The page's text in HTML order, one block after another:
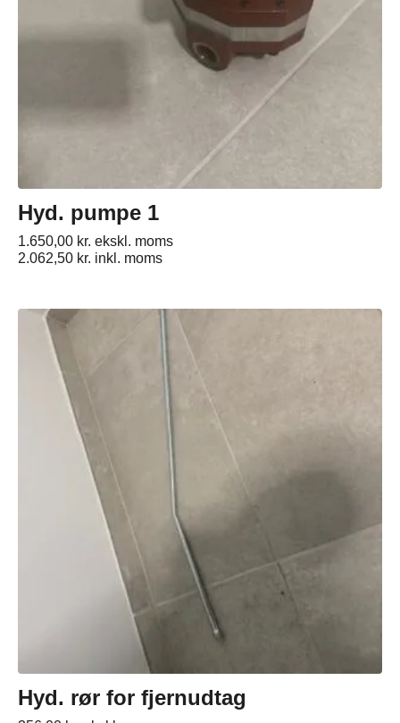
Hyd. pumpe 1
1.650,00 kr. ekskl. moms
2.062,50 kr. inkl. moms
Hyd. rør for fjernudtag